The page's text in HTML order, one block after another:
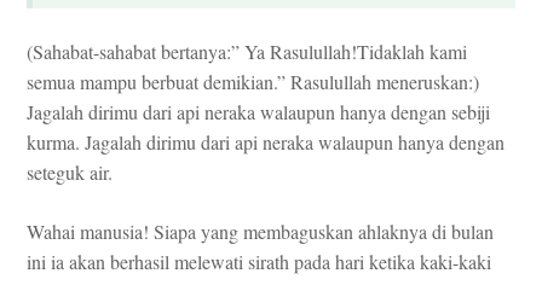
(Sahabat-sahabat bertanya:” Ya Rasulullah!Tidaklah kami
semua mampu berbuat demikian.” Rasulullah meneruskan:)
Jagalah dirimu dari api neraka walaupun hanya dengan sebiji
kurma. Jagalah dirimu dari api neraka walaupun hanya dengan
seteguk air.
Wahai manusia! Siapa yang membaguskan ahlaknya di bulan
ini ia akan berhasil melewati sirath pada hari ketika kaki-kaki